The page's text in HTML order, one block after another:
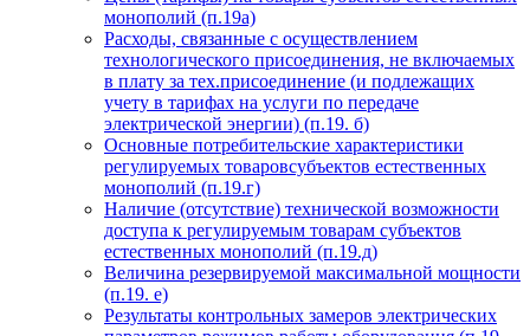
монополий (п.19а)
Расходы, связанные с осуществлением
технологического присоединения, не включаемых
в плату за тех.присоединение (и подлежащих
учету в тарифах на услуги по передаче
электрической энергии) (п.19. б)
Основные потребительские характеристики
регулируемых товаровсубъектов естественных
монополий (п.19.г)
Наличие (отсутствие) технической возможности
доступа к регулируемым товарам субъектов
естественных монополий (п.19.д)
Величина резервируемой максимальной мощности
(п.19. е)
Результаты контрольных замеров электрических